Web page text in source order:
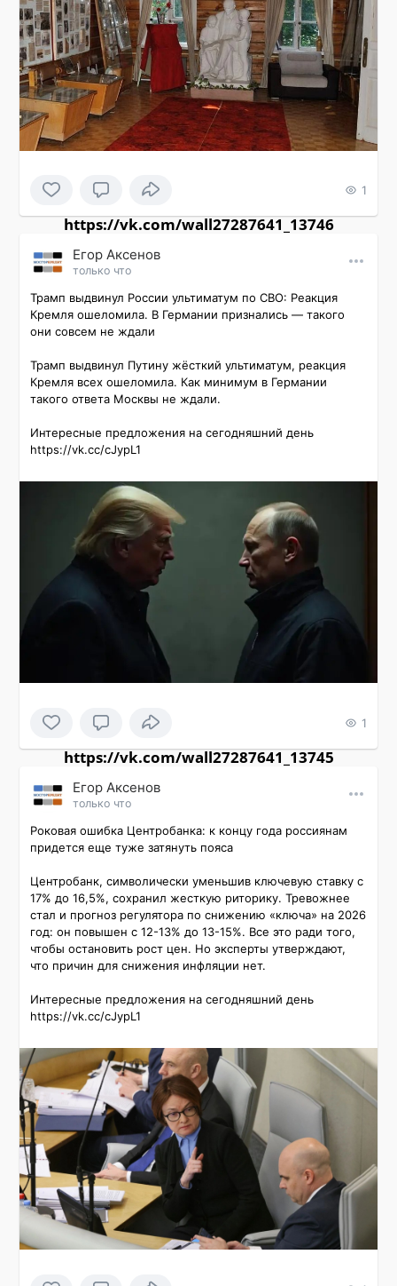
1
https://vk.com/wall27287641_13746
Εгор Αксенов
только что
Трамп выдвинул России ультиматум по СВО: Реакция
Кремля ошеломила. В Германии признались — такого
они совсем не ждали
Трамп выдвинул Путину жёсткий ультиматум, реакция
Кремля всех ошеломила. Как минимум в Германии
такого ответа Москвы не ждали.
Интересные предложения на сегодняшний день
https://vk.cc/cJypL1
1
https://vk.com/wall27287641_13745
Εгор Αксенов
только что
Роковая ошибка Центробанка: к концу года россиянам
придется еще туже затянуть пояса
Центробанк, символически уменьшив ключевую ставку с
17% до 16,5%, сохранил жесткую риторику. Тревожнее
стал и прогноз регулятора по снижению «ключа» на 2026
год: он повышен с 12-13% до 13-15%. Все это ради того,
чтобы остановить рост цен. Но эксперты утверждают,
что причин для снижения инфляции нет.
Интересные предложения на сегодняшний день
https://vk.cc/cJypL1